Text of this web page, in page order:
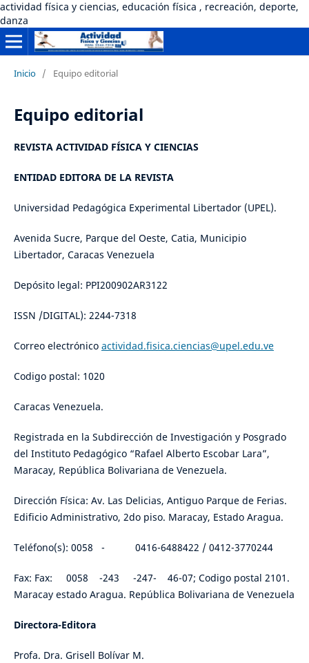
actividad física y ciencias, educación física , recreación, deporte,
danza
Inicio / Equipo editorial
Equipo editorial
REVISTA ACTIVIDAD FÍSICA Y CIENCIAS
ENTIDAD EDITORA DE LA REVISTA
Universidad Pedagógica Experimental Libertador (UPEL).
Avenida Sucre, Parque del Oeste, Catia, Municipio
Libertador, Caracas Venezuela
Depósito legal: PPI200902AR3122
ISSN /DIGITAL): 2244-7318
Correo electrónico actividad.fisica.ciencias@upel.edu.ve
Codigo postal: 1020
Caracas Venezuela.
Registrada en la Subdirección de Investigación y Posgrado
del Instituto Pedagógico “Rafael Alberto Escobar Lara”,
Maracay, República Bolivariana de Venezuela.
Dirección Física: Av. Las Delicias, Antiguo Parque de Ferias.
Edificio Administrativo, 2do piso. Maracay, Estado Aragua.
Teléfono(s): 0058 - 0416-6488422 / 0412-3770244
Fax: Fax: 0058 -243 -247- 46-07; Codigo postal 2101.
Maracay estado Aragua. República Bolivariana de Venezuela
Directora-Editora
Profa. Dra. Grisell Bolívar M.